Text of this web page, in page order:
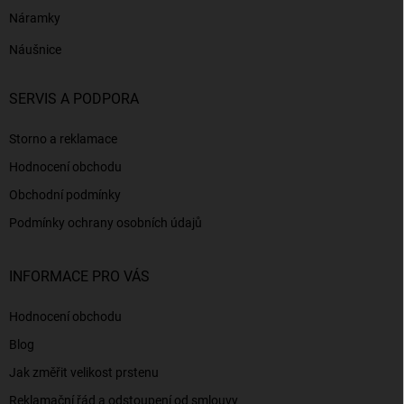
Náramky
Náušnice
SERVIS A PODPORA
Storno a reklamace
Hodnocení obchodu
Obchodní podmínky
Podmínky ochrany osobních údajů
INFORMACE PRO VÁS
Hodnocení obchodu
Blog
Jak změřit velikost prstenu
Reklamační řád a odstoupení od smlouvy